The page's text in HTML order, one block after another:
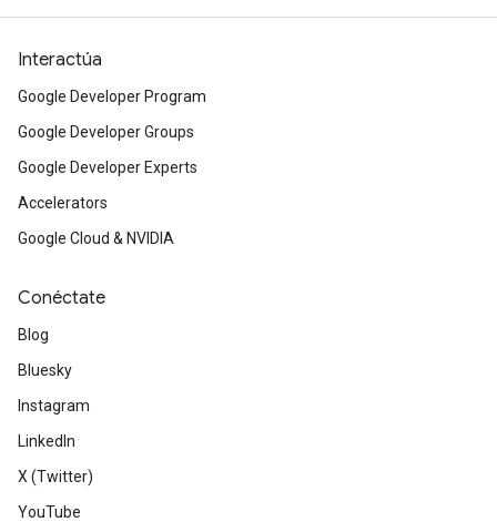
Interactúa
Google Developer Program
Google Developer Groups
Google Developer Experts
Accelerators
Google Cloud & NVIDIA
Conéctate
Blog
Bluesky
Instagram
LinkedIn
X (Twitter)
YouTube